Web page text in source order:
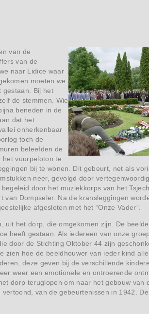
van de
van de
naar Lidice waar
moeten we
gestaan. Bij het
de stemmen. Wie
beneden in de
dat het
onherkenbaar
toch de
beleefden de
het vuurpeloton te
bij te wonen. Dit gebeurt, net als
neer, gevolgd door
door het muziekkorps van het
Dompseler. Na de kransleggingen
afgesloten met het “Onze Vader”.
uit het dorp, die omgekomen zijn. De
heeft gestaan. Als iedereen van onze
door de Stichting Oktober 44 zijn
zien hoe de beeldhouwer van ieder kind
deze geven bij de verschillende
weer een emotionele en ontroerende
dorp teruglopen om naar het gebouw van
van de gebeurtenissen in 1942.